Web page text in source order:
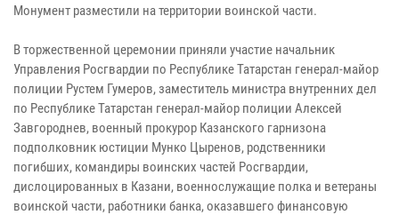
Монумент разместили на территории воинской части.
В торжественной церемонии приняли участие начальник
Управления Росгвардии по Республике Татарстан генерал-майор
полиции Рустем Гумеров, заместитель министра внутренних дел
по Республике Татарстан генерал-майор полиции Алексей
Завгороднев, военный прокурор Казанского гарнизона
подполковник юстиции Мунко Цыренов, родственники
погибших, командиры воинских частей Росгвардии,
дислоцированных в Казани, военнослужащие полка и ветераны
воинской части, работники банка, оказавшего финансовую